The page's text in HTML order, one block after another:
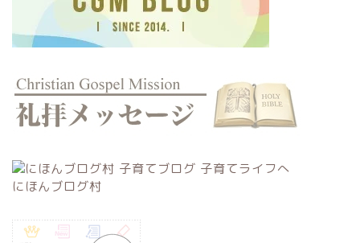
にほんブログ村